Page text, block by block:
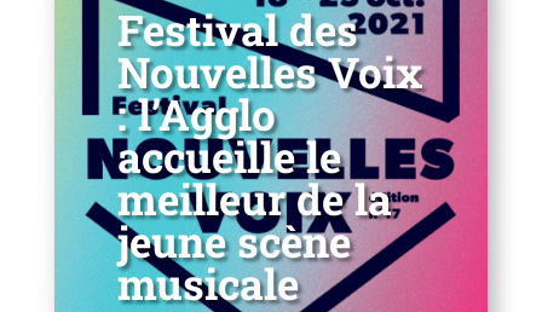
Festival des
Nouvelles Voix
: l’Agglo
accueille le
meilleur de la
jeune scène
musicale